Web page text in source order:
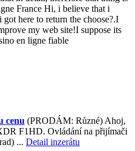
France Hi, i believe that i
here to return the choose?.I
my web site!I suppose its
en ligne fiable
cenu (PRODÁM: Různé) Ahoj,
F1HD. Ovládání na přijímači
... Detail inzerátu